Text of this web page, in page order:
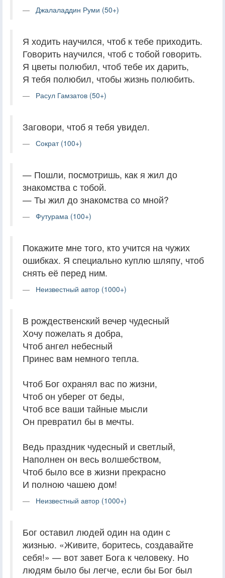
Джалаладдин Руми (50+)
Я ходить научился, чтоб к тебе приходить.
Говорить научился, чтоб с тобой говорить.
Я цветы полюбил, чтоб тебе их дарить,
Я тебя полюбил, чтобы жизнь полюбить.
Расул Гамзатов (50+)
Заговори, чтоб я тебя увидел.
Сократ (100+)
— Пошли, посмотришь, как я жил до
знакомства с тобой.
— Ты жил до знакомства со мной?
Футурама (100+)
Покажите мне того, кто учится на чужих
ошибках. Я специально куплю шляпу, чтоб
снять её перед ним.
Неизвестный автор (1000+)
В рождественский вечер чудесный
Хочу пожелать я добра,
Чтоб ангел небесный
Принес вам немного тепла.
Чтоб Бог охранял вас по жизни,
Чтоб он уберег от беды,
Чтоб все ваши тайные мысли
Он превратил бы в мечты.
Ведь праздник чудесный и светлый,
Наполнен он весь волшебством,
Чтоб было все в жизни прекрасно
И полною чашею дом!
Неизвестный автор (1000+)
Бог оставил людей один на один с
жизнью. «Живите, боритесь, создавайте
себя!» — вот завет Бога к человеку. Но
людям было бы легче, если бы Бог был